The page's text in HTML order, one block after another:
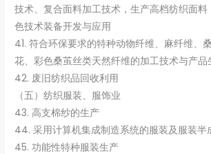
技术、复合面料加工技术，生产高档纺织面料
色技术装备开发与应用
41. 符合环保要求的特种动物纤维、麻纤维、
花、彩色桑茧丝类天然纤维的加工技术与产品
42. 废旧纺织品回收利用
（五）纺织服装、服饰业
43. 高支棉纱的生产
44. 采用计算机集成制造系统的服装及服装半
45. 功能性特种服装生产